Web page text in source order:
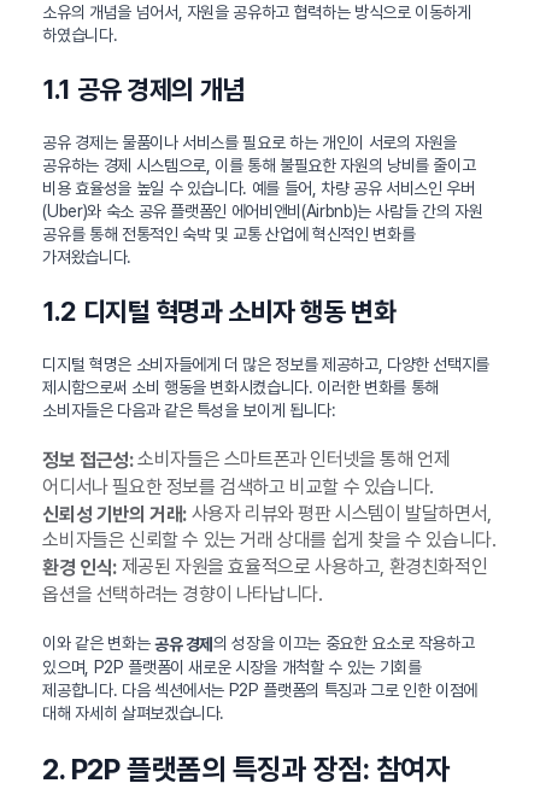
소유의 개념을 넘어서, 자원을 공유하고 협력하는 방식으로 이동하게
하였습니다.
1.1 공유 경제의 개념
공유 경제는 물품이나 서비스를 필요로 하는 개인이 서로의 자원을
공유하는 경제 시스템으로, 이를 통해 불필요한 자원의 낭비를 줄이고
비용 효율성을 높일 수 있습니다. 예를 들어, 차량 공유 서비스인 우버
(Uber)와 숙소 공유 플랫폼인 에어비앤비(Airbnb)는 사람들 간의 자원
공유를 통해 전통적인 숙박 및 교통 산업에 혁신적인 변화를
가져왔습니다.
1.2 디지털 혁명과 소비자 행동 변화
디지털 혁명은 소비자들에게 더 많은 정보를 제공하고, 다양한 선택지를
제시함으로써 소비 행동을 변화시켰습니다. 이러한 변화를 통해
소비자들은 다음과 같은 특성을 보이게 됩니다:
정보 접근성:소비자들은 스마트폰과 인터넷을 통해 언제
어디서나 필요한 정보를 검색하고 비교할 수 있습니다.
신뢰성 기반의 거래:사용자 리뷰와 평판 시스템이 발달하면서,
소비자들은 신뢰할 수 있는 거래 상대를 쉽게 찾을 수 있습니다.
환경 인식:제공된 자원을 효율적으로 사용하고, 환경친화적인
옵션을 선택하려는 경향이 나타납니다.
이와 같은 변화는공유 경제의 성장을 이끄는 중요한 요소로 작용하고
있으며, P2P 플랫폼이 새로운 시장을 개척할 수 있는 기회를
제공합니다. 다음 섹션에서는 P2P 플랫폼의 특징과 그로 인한 이점에
대해 자세히 살펴보겠습니다.
2. P2P 플랫폼의 특징과 장점: 참여자